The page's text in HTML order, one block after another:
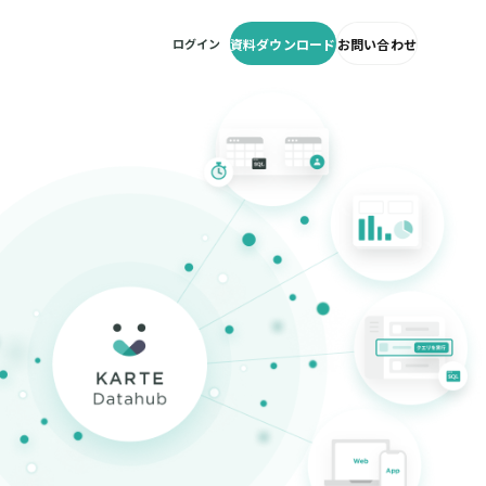
ログイン 資料ダウンロードお問い合わせ